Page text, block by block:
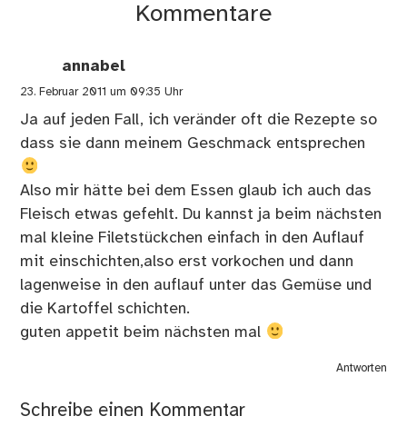
Kommentare
annabel
23. Februar 2011 um 09:35 Uhr
Ja auf jeden Fall, ich veränder oft die Rezepte so
dass sie dann meinem Geschmack entsprechen
Also mir hätte bei dem Essen glaub ich auch das
Fleisch etwas gefehlt. Du kannst ja beim nächsten
mal kleine Filetstückchen einfach in den Auflauf
mit einschichten,also erst vorkochen und dann
lagenweise in den auflauf unter das Gemüse und
die Kartoffel schichten.
guten appetit beim nächsten mal
Antworten
Schreibe einen Kommentar